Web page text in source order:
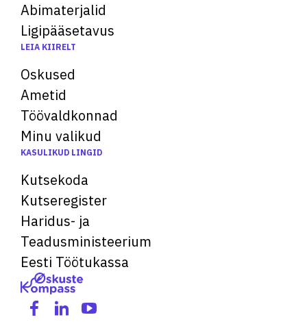
Abimaterjalid
Ligipääsetavus
LEIA KIIRELT
Oskused
Ametid
Töövaldkonnad
Minu valikud
KASULIKUD LINGID
Kutsekoda
Kutseregister
Haridus- ja
Teadusministeerium
Eesti Töötukassa